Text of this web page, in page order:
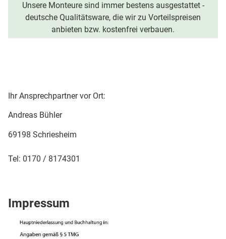
Unsere Monteure sind immer bestens ausgestattet -
deutsche Qualitätsware, die wir zu Vorteilspreisen
anbieten bzw. kostenfrei verbauen.
Ihr Ansprechpartner vor Ort:
Andreas Bühler
69198 Schriesheim
Tel: 0170 / 8174301
Impressum